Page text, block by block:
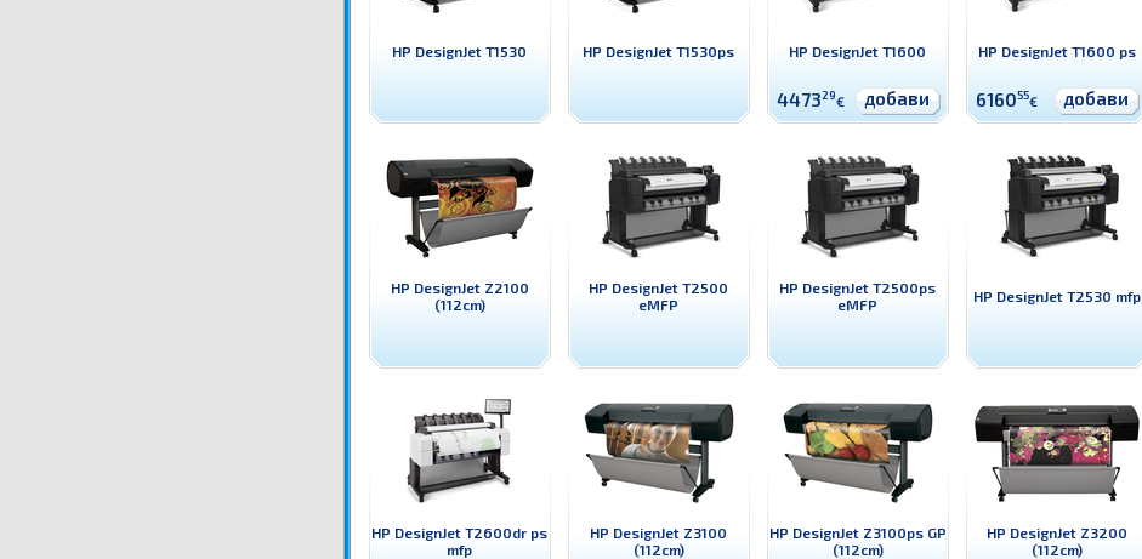
HP DesignJet T1530 HP DesignJet T1530ps HP DesignJet T1600
447329€ добави
HP DesignJet T1600 ps
616055€ добави
HP DesignJet Z2100
(112cm)
HP DesignJet T2500
eMFP
HP DesignJet T2500ps
eMFP
HP DesignJet T2530 mfp
HP DesignJet T2600dr ps
mfp
HP DesignJet Z3100
(112cm)
HP DesignJet Z3100ps GP
(112cm)
HP DesignJet Z3200
(112cm)